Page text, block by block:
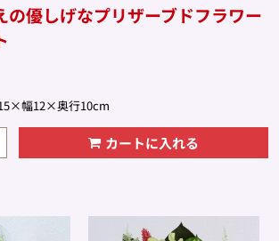
の優しげなプリザーブドフラワー
幅12×奥行10cm
カートに入れる